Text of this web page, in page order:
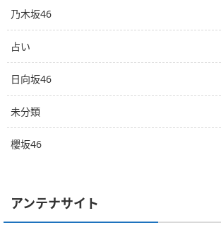
乃木坂46
占い
日向坂46
未分類
櫻坂46
アンテナサイト